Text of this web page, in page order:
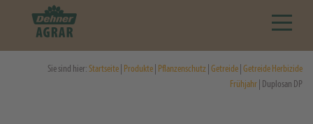
Sie sind hier:Startseite Produkte Pflanzenschutz Getreide Getreide Herbizide
Frühjahr | Duplosan DP